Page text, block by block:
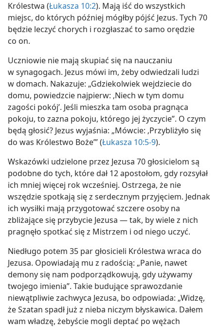
Królestwa (Łukasza 10:2). Mają iść do wszystkich
miejsc, do których później mógłby pójść Jezus. Tych 70
będzie leczyć chorych i rozgłaszać to samo orędzie
co on.
Uczniowie nie mają skupiać się na nauczaniu
w synagogach. Jezus mówi im, żeby odwiedzali ludzi
w domach. Nakazuje: „Gdziekolwiek wejdziecie do
domu, powiedzcie najpierw: ‚Niech w tym domu
zagości pokój’. Jeśli mieszka tam osoba pragnąca
pokoju, to zazna pokoju, którego jej życzycie”. O czym
będą głosić? Jezus wyjaśnia: „Mówcie: ‚Przybliżyło się
do was Królestwo Boże’” (Łukasza 10:5-9).
Wskazówki udzielone przez Jezusa 70 głosicielom są
podobne do tych, które dał 12 apostołom, gdy rozsyłał
ich mniej więcej rok wcześniej. Ostrzega, że nie
wszędzie spotkają się z serdecznym przyjęciem. Jednak
ich wysiłki mają przygotować szczere osoby na
zbliżające się przybycie Jezusa — tak, by wiele z nich
pragnęło spotkać się z Mistrzem i od niego uczyć.
Niedługo potem 35 par głosicieli Królestwa wraca do
Jezusa. Opowiadają mu z radością: „Panie, nawet
demony się nam podporządkowują, gdy używamy
twojego imienia”. Takie budujące sprawozdanie
niewątpliwie zachwyca Jezusa, bo odpowiada: „Widzę,
że Szatan spadł już z nieba niczym błyskawica. Dałem
wam władzę, żebyście mogli deptać po wężach